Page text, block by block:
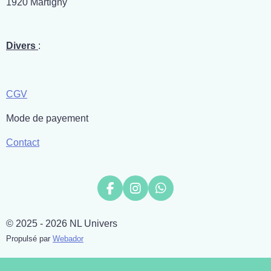
1920 Martigny
Divers :
CGV
Mode de payement
Contact
F
e
I
W
© 2025 - 2026 NL Univers
Propulsé par Webador